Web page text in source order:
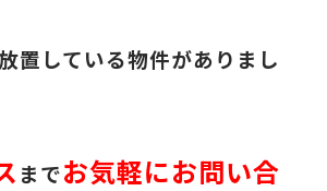
置している物件がありまし
までお気軽にお問い合